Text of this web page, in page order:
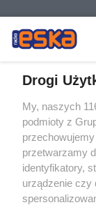
Żaden utwór
rozpowszechniany
tym także
eksploatacji w
Internecie bez
wykorzystanie
tzn. bez właściwej
ścigane prawnie.
Drogi
My, naszych
podmioty z
przetwarzamy
identyfikatory,
urządzenie czy